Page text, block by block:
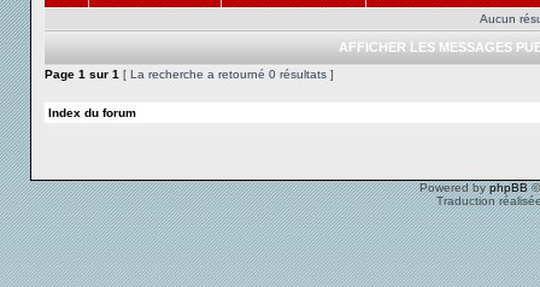
Aucun
AFFICHER LES MESSAGES
Page 1 sur 1 [ La recherche a retourné 0 résultats ]
Index du forum
Powered byphpBB©
Traduction